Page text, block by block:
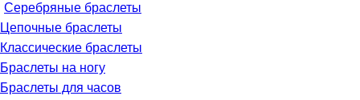
Серебряные браслеты
Цепочные браслеты
Классические браслеты
Браслеты на ногу
Браслеты для часов